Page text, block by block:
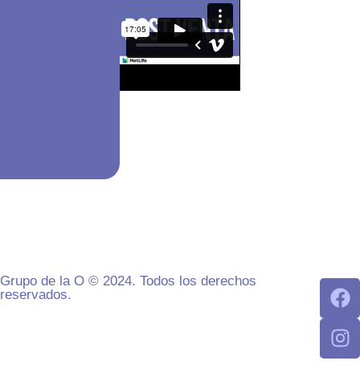
Grupo de la O © 2024. Todos los derechos
reservados.